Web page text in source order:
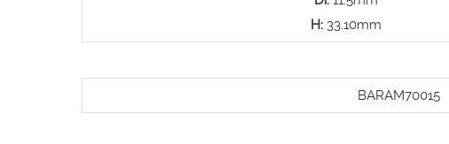
H: 33.10mm
BARAM70015